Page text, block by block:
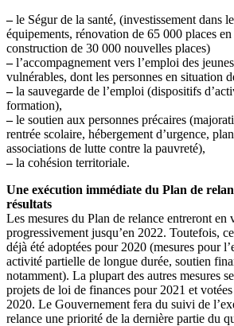
–le Ségur de la santé, (investissement dans
équipements, rénovation de 65 000 places
construction de 30 000 nouvelles places)
–l’accompagnement vers l’emploi des
vulnérables, dont les personnes en situation
–la sauvegarde de l’emploi (dispositifs
formation),
–le soutien aux personnes précaires
rentrée scolaire, hébergement d’urgence,
associations de lutte contre la pauvreté),
–la cohésion territoriale.
Une exécution immédiate du Plan de
résultats
Les mesures du Plan de relance entreront en
progressivement jusqu’en 2022. Toutefois,
déjà été adoptées pour 2020 (mesures pour
activité partielle de longue durée, soutien
notamment). La plupart des autres mesures
projets de loi de finances pour 2021 et
2020. Le Gouvernement fera du suivi de
relance une priorité de la dernière partie du